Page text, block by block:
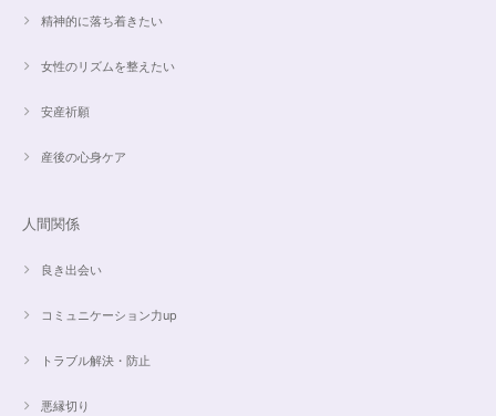
精神的に落ち着きたい
女性のリズムを整えたい
安産祈願
産後の心身ケア
人間関係
良き出会い
コミュニケーション力up
トラブル解決・防止
悪縁切り